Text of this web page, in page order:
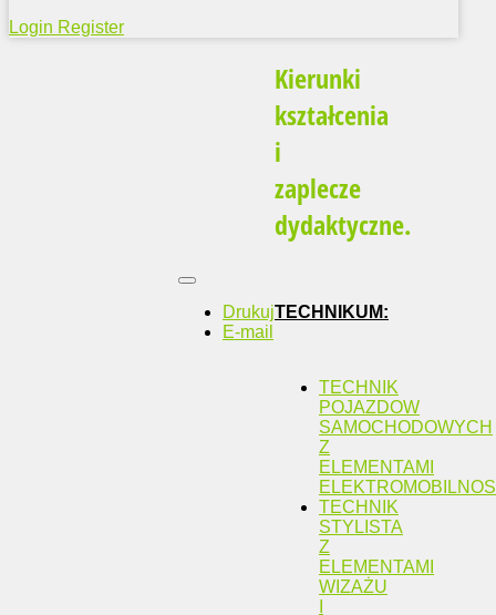
Login Register
Kierunki
kształcenia
i
zaplecze
dydaktyczne.
Drukuj
E-mail
TECHNIKUM:
TECHNIK
POJAZDOW
SAMOCHODOWYCH
Z
ELEMENTAMI
TECHNIK
STYLISTA
Z
ELEMENTAMI
WIZAŻU